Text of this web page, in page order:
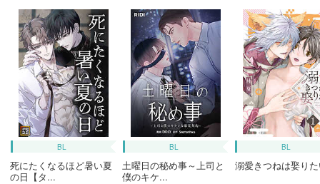
BL
死にたくなるほど暑い夏
の日【タ...
BL
土曜日の秘め事～上司と
僕のキケ...
BL
溺愛きつねは娶り